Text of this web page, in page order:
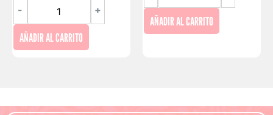
- +
AÑADIR AL CARRITO
AÑADIR AL CARRITO